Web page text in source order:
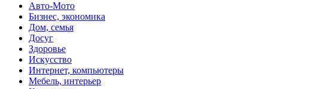
Авто-Мото
Бизнес, экономика
Дом, семья
Досуг
Здоровье
Искусство
Интернет, компьютеры
Мебель, интерьер